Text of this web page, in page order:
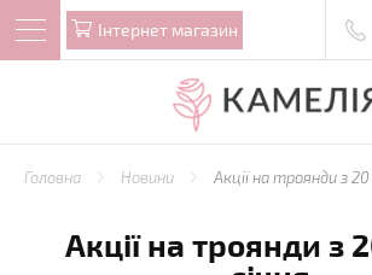
Iнтернет магазин
Головна Новини Акції на троянди з 20
Акції на троянди з